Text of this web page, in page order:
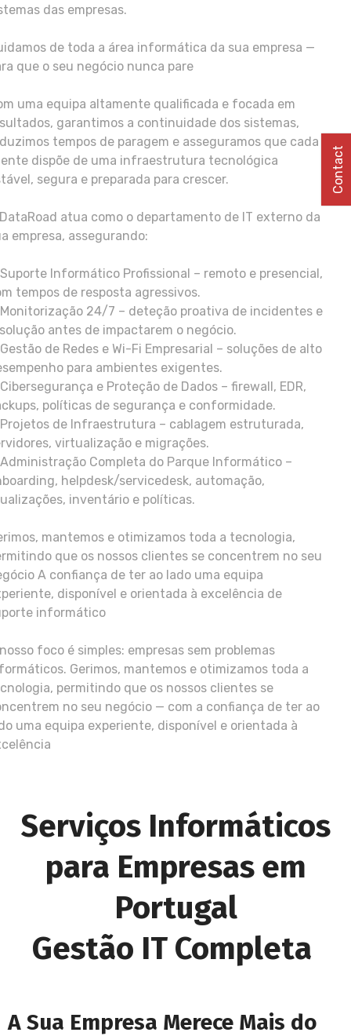
das empresas.
de toda a área informática da sua empresa —
que o seu negócio nunca pare
uma equipa altamente qualificada e focada em
garantimos a continuidade dos sistemas,
tempos de paragem e asseguramos que cada
dispõe de uma infraestrutura tecnológica
segura e preparada para crescer.
atua como o departamento de IT externo da
empresa, assegurando:
Informático Profissional – remoto e presencial,
tempos de resposta agressivos.
24/7 – deteção proativa de incidentes e
antes de impactarem o negócio.
de Redes e Wi-Fi Empresarial – soluções de alto
para ambientes exigentes.
e Proteção de Dados – firewall, EDR,
políticas de segurança e conformidade.
de Infraestrutura – cablagem estruturada,
virtualização e migrações.
Completa do Parque Informático –
helpdesk/servicedesk, automação,
inventário e políticas.
mantemos e otimizamos toda a tecnologia,
que os nossos clientes se concentrem no seu
A confiança de ter ao lado uma equipa
disponível e orientada à excelência de
informático
foco é simples: empresas sem problemas
Gerimos, mantemos e otimizamos toda a
permitindo que os nossos clientes se
no seu negócio — com a confiança de ter ao
uma equipa experiente, disponível e orientada à
Serviços Informáticos
para Empresas em
Portugal
Gestão IT Completa
A Sua Empresa Merece Mais do
Contact